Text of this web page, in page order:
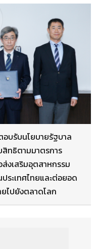
บรับนโยบายรัฐบาล
ทธิตามมาตรการ
งเสริมอุตสาหกรรม
ะเทศไทยและต่อยอด
ไปยังตลาดโลก